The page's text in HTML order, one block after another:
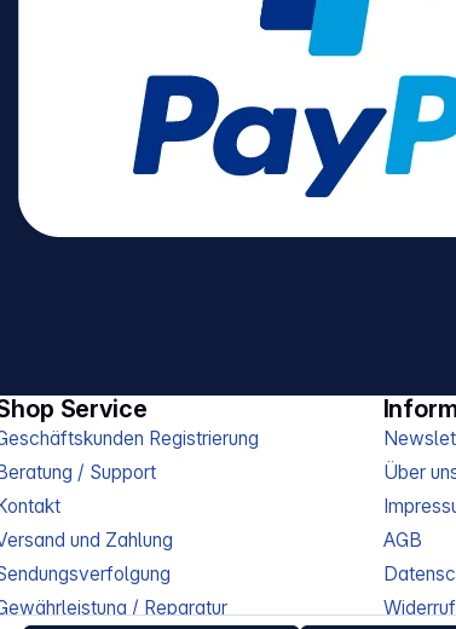
Service
Registrierung
Beratung / Support
Kontakt
und Zahlung
/ Reparatur
Über
AGB